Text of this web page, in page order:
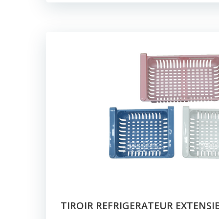
TIROIR REFRIGERATEUR